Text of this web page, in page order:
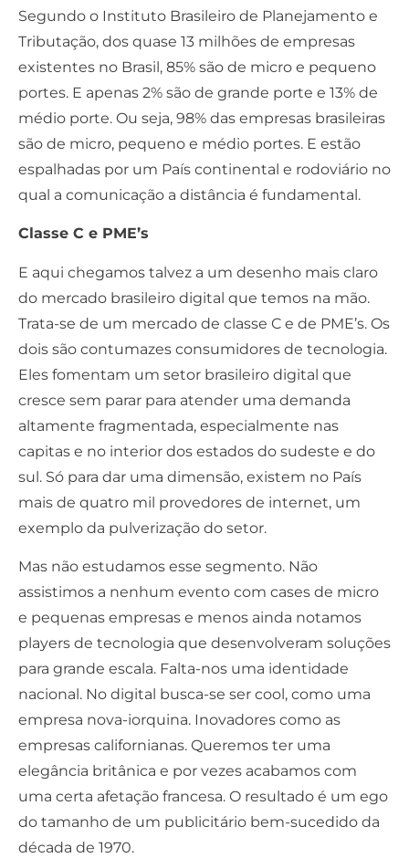
Segundo o Instituto Brasileiro de Planejamento e
Tributação, dos quase 13 milhões de empresas
existentes no Brasil, 85% são de micro e pequeno
portes. E apenas 2% são de grande porte e 13% de
médio porte. Ou seja, 98% das empresas brasileiras
são de micro, pequeno e médio portes. E estão
espalhadas por um País continental e rodoviário no
qual a comunicação a distância é fundamental.
Classe C e PME’s
E aqui chegamos talvez a um desenho mais claro
do mercado brasileiro digital que temos na mão.
Trata-se de um mercado de classe C e de PME’s. Os
dois são contumazes consumidores de tecnologia.
Eles fomentam um setor brasileiro digital que
cresce sem parar para atender uma demanda
altamente fragmentada, especialmente nas
capitas e no interior dos estados do sudeste e do
sul. Só para dar uma dimensão, existem no País
mais de quatro mil provedores de internet, um
exemplo da pulverização do setor.
Mas não estudamos esse segmento. Não
assistimos a nenhum evento com cases de micro
e pequenas empresas e menos ainda notamos
players de tecnologia que desenvolveram soluções
para grande escala. Falta-nos uma identidade
nacional. No digital busca-se ser cool, como uma
empresa nova-iorquina. Inovadores como as
empresas californianas. Queremos ter uma
elegância britânica e por vezes acabamos com
uma certa afetação francesa. O resultado é um ego
do tamanho de um publicitário bem-sucedido da
década de 1970.